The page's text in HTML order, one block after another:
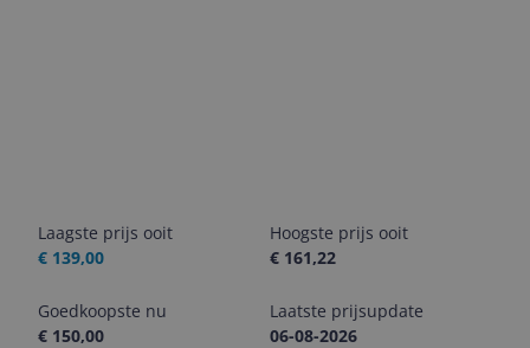
Laagste prijs ooit
€ 139,00
Hoogste prijs ooit
€ 161,22
Goedkoopste nu
€ 150,00
Laatste prijsupdate
06-08-2026